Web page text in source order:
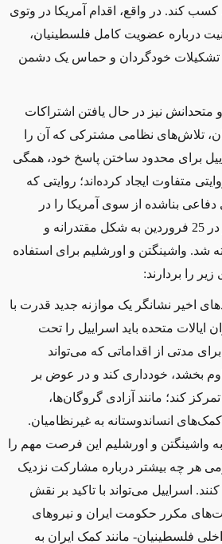
کند. در واقع، اقدام آمریکا در وتوی
درباره عضویت کامل فلسطینیان،
تشکیلات خودگردان و حماس یک دشمن
متحدانش نیز در حال یافتن اشتراکات
تلاش‌های نظامی مشترکی که آن را
برای محدود ساختن پاسخ خود، همگی
متفاوت ایجاد کرده‌اند؛ روایتی که
بناشده از سوی آمریکا را در
منطقه برجسته می‌کند و در 25 فروردین به شکل مقتدرانه و
شد. واشینگتن و اورشلیم برای استفاده
را بردارند:
اخیر نشانگر یک موازنه جدید قدرت با
ایالات متحده باید اسراییل را تحت
مدتی از اقداماتی که می‌تواند
بخشد، خودداری کند و در عوض بر
کند؛‌ مانند آزادی گروگان‌ها،
انساندوستانه به غیرنظامیان.
واشینگتن و اورشلیم این فرصت مهم را
هر چه بیشتر درباره مشارکت نزدیک
اسراییل می‌تواند با تاکید بر نقش
مکرر حکومت ایران و نیروهای
فلسطینیان- مانند کمک ایران به